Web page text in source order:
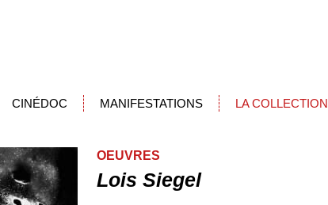
CINÉDOC MANIFESTATIONS LA COLLECTION
OEUVRES
Lois Siegel